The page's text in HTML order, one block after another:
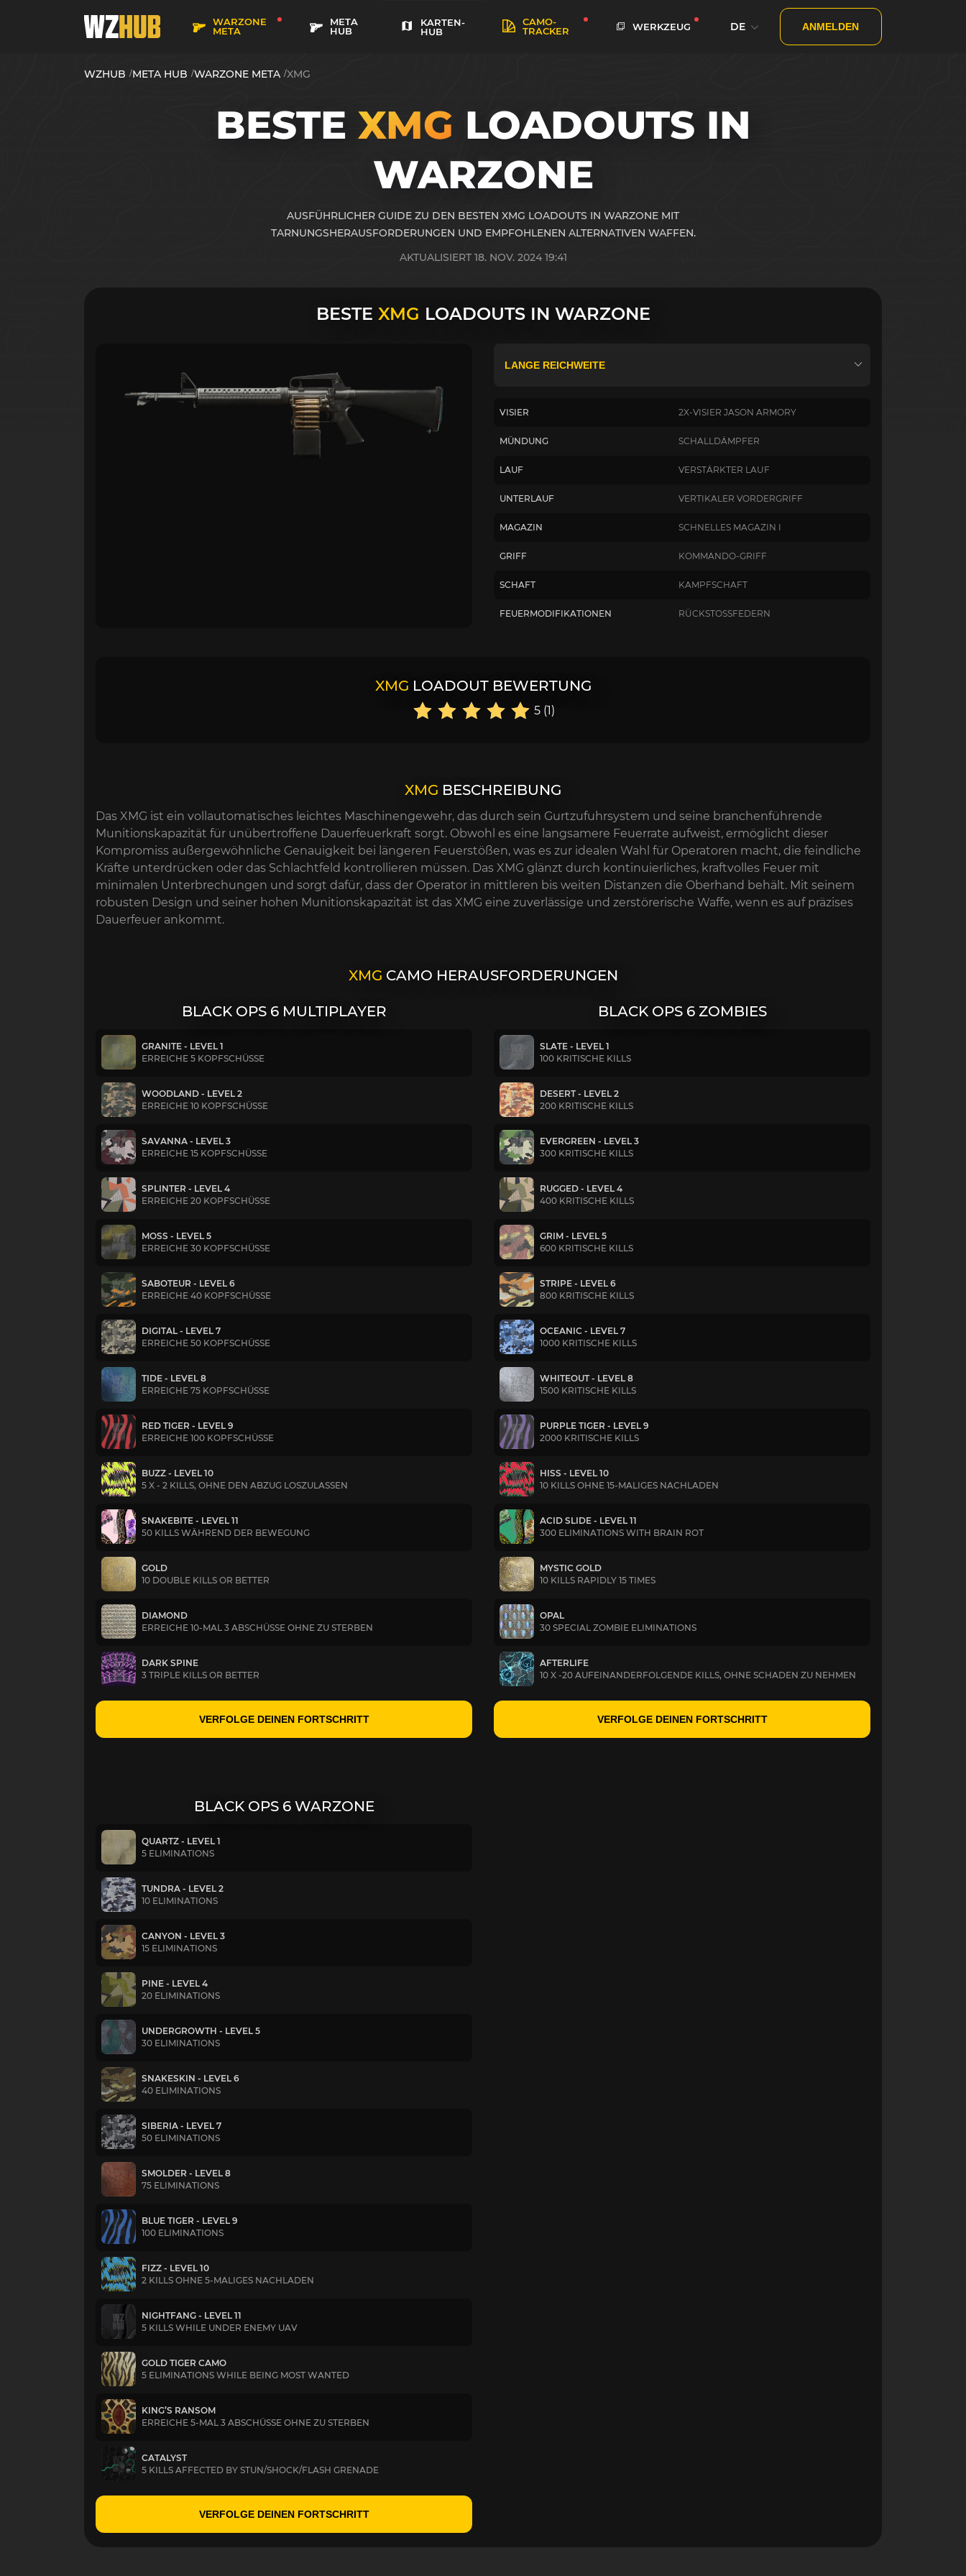
WARZONE
META
META
HUB
KARTEN-
HUB
CAMO-
TRACKER
WERKZEUG DE ANMELDEN
WZHUB META HUB WARZONE META XMG
BESTE XMG LOADOUTS IN
WARZONE
AUSFÜHRLICHER GUIDE ZU DEN BESTEN XMG LOADOUTS IN WARZONE MIT
TARNUNGSHERAUSFORDERUNGEN UND EMPFOHLENEN ALTERNATIVEN WAFFEN.
AKTUALISIERT 18. NOV. 2024 19:41
BESTE XMG LOADOUTS IN WARZONE
VISIER 2X-VISIER JASON ARMORY
MÜNDUNG SCHALLDÄMPFER
LAUF VERSTÄRKTER LAUF
UNTERLAUF VERTIKALER VORDERGRIFF
MAGAZIN SCHNELLES MAGAZIN I
GRIFF KOMMANDO-GRIFF
SCHAFT KAMPFSCHAFT
FEUERMODIFIKATIONEN RÜCKSTOSSFEDERN
XMG LOADOUT BEWERTUNG
5 (1)
XMG BESCHREIBUNG
Das XMG ist ein vollautomatisches leichtes Maschinengewehr, das durch sein Gurtzufuhrsystem und seine branchenführende
Munitionskapazität für unübertroffene Dauerfeuerkraft sorgt. Obwohl es eine langsamere Feuerrate aufweist, ermöglicht dieser
Kompromiss außergewöhnliche Genauigkeit bei längeren Feuerstößen, was es zur idealen Wahl für Operatoren macht, die feindliche
Kräfte unterdrücken oder das Schlachtfeld kontrollieren müssen. Das XMG glänzt durch kontinuierliches, kraftvolles Feuer mit
minimalen Unterbrechungen und sorgt dafür, dass der Operator in mittleren bis weiten Distanzen die Oberhand behält. Mit seinem
robusten Design und seiner hohen Munitionskapazität ist das XMG eine zuverlässige und zerstörerische Waffe, wenn es auf präzises
Dauerfeuer ankommt.
XMG CAMO HERAUSFORDERUNGEN
BLACK OPS 6 MULTIPLAYER
GRANITE - LEVEL 1
ERREICHE 5 KOPFSCHÜSSE
WOODLAND - LEVEL 2
ERREICHE 10 KOPFSCHÜSSE
SAVANNA - LEVEL 3
ERREICHE 15 KOPFSCHÜSSE
SPLINTER - LEVEL 4
ERREICHE 20 KOPFSCHÜSSE
MOSS - LEVEL 5
ERREICHE 30 KOPFSCHÜSSE
SABOTEUR - LEVEL 6
ERREICHE 40 KOPFSCHÜSSE
DIGITAL - LEVEL 7
ERREICHE 50 KOPFSCHÜSSE
TIDE - LEVEL 8
ERREICHE 75 KOPFSCHÜSSE
RED TIGER - LEVEL 9
ERREICHE 100 KOPFSCHÜSSE
BUZZ - LEVEL 10
5 X - 2 KILLS, OHNE DEN ABZUG LOSZULASSEN
SNAKEBITE - LEVEL 11
50 KILLS WÄHREND DER BEWEGUNG
GOLD
10 DOUBLE KILLS OR BETTER
DIAMOND
ERREICHE 10-MAL 3 ABSCHÜSSE OHNE ZU STERBEN
DARK SPINE
3 TRIPLE KILLS OR BETTER
VERFOLGE DEINEN FORTSCHRITT
BLACK OPS 6 ZOMBIES
SLATE - LEVEL 1
100 KRITISCHE KILLS
DESERT - LEVEL 2
200 KRITISCHE KILLS
EVERGREEN - LEVEL 3
300 KRITISCHE KILLS
RUGGED - LEVEL 4
400 KRITISCHE KILLS
GRIM - LEVEL 5
600 KRITISCHE KILLS
STRIPE - LEVEL 6
800 KRITISCHE KILLS
OCEANIC - LEVEL 7
1000 KRITISCHE KILLS
WHITEOUT - LEVEL 8
1500 KRITISCHE KILLS
PURPLE TIGER - LEVEL 9
2000 KRITISCHE KILLS
HISS - LEVEL 10
10 KILLS OHNE 15-MALIGES NACHLADEN
ACID SLIDE - LEVEL 11
300 ELIMINATIONS WITH BRAIN ROT
MYSTIC GOLD
10 KILLS RAPIDLY 15 TIMES
OPAL
30 SPECIAL ZOMBIE ELIMINATIONS
AFTERLIFE
10 X -20 AUFEINANDERFOLGENDE KILLS, OHNE SCHADEN ZU NEHMEN
VERFOLGE DEINEN FORTSCHRITT
BLACK OPS 6 WARZONE
QUARTZ - LEVEL 1
5 ELIMINATIONS
TUNDRA - LEVEL 2
10 ELIMINATIONS
CANYON - LEVEL 3
15 ELIMINATIONS
PINE - LEVEL 4
20 ELIMINATIONS
UNDERGROWTH - LEVEL 5
30 ELIMINATIONS
SNAKESKIN - LEVEL 6
40 ELIMINATIONS
SIBERIA - LEVEL 7
50 ELIMINATIONS
SMOLDER - LEVEL 8
75 ELIMINATIONS
BLUE TIGER - LEVEL 9
100 ELIMINATIONS
FIZZ - LEVEL 10
2 KILLS OHNE 5-MALIGES NACHLADEN
NIGHTFANG - LEVEL 11
5 KILLS WHILE UNDER ENEMY UAV
GOLD TIGER CAMO
5 ELIMINATIONS WHILE BEING MOST WANTED
KING’S RANSOM
ERREICHE 5-MAL 3 ABSCHÜSSE OHNE ZU STERBEN
CATALYST
5 KILLS AFFECTED BY STUN/SHOCK/FLASH GRENADE
VERFOLGE DEINEN FORTSCHRITT